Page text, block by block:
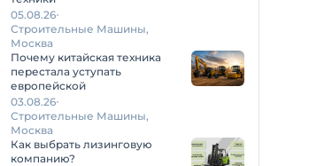
05.08.26
Строительные Машины,
Москва
Почему китайская техника
перестала уступать
европейской
03.08.26
Строительные Машины,
Москва
Как выбрать лизинговую
компанию?